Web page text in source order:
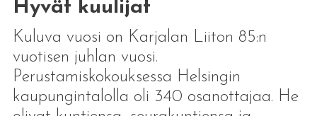
Hyvät kuulijat
Kuluva vuosi on Karjalan Liiton 85:n
vuotisen juhlan vuosi.
Perustamiskokouksessa Helsingin
kaupungintalolla oli 340 osanottajaa. He